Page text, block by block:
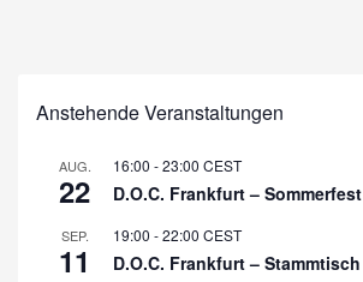
Anstehende Veranstaltungen
AUG.
22
16:00 -23:00 CEST
D.O.C. Frankfurt – Sommerfest
SEP.
11
19:00 -22:00 CEST
D.O.C. Frankfurt – Stammtisch